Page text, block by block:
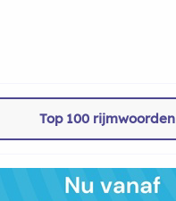
Top 100 rijmwoorden